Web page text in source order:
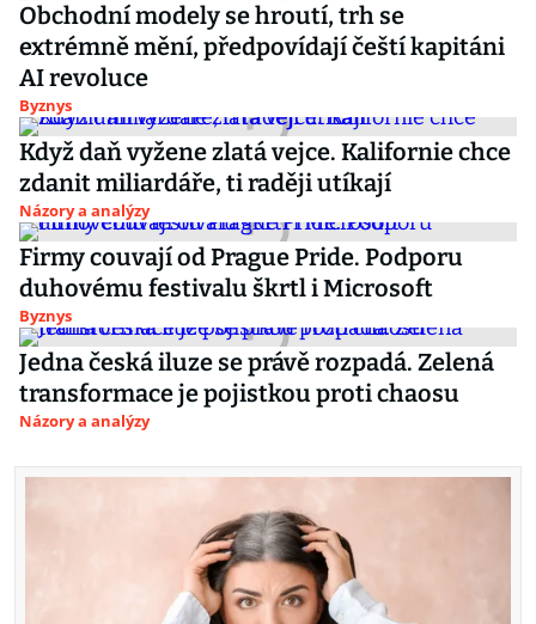
Obchodní modely se hroutí, trh se
extrémně mění, předpovídají čeští kapitáni
AI revoluce
Byznys
Když daň vyžene zlatá vejce. Kalifornie chce
zdanit miliardáře, ti raději utíkají
Názory a analýzy
Firmy couvají od Prague Pride. Podporu
duhovému festivalu škrtl i Microsoft
Byznys
Jedna česká iluze se právě rozpadá. Zelená
transformace je pojistkou proti chaosu
Názory a analýzy